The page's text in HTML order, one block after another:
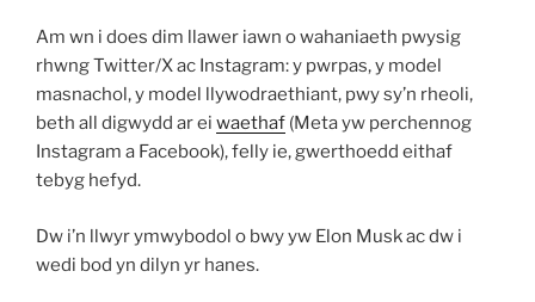
Am wn i does dim llawer iawn o wahaniaeth pwysig
rhwng Twitter/X ac Instagram: y pwrpas, y model
masnachol, y model llywodraethiant, pwy sy’n rheoli,
beth all digwydd ar ei waethaf (Meta yw perchennog
Instagram a Facebook), felly ie, gwerthoedd eithaf
tebyg hefyd.
Dw i’n llwyr ymwybodol o bwy yw Elon Musk ac dw i
wedi bod yn dilyn yr hanes.